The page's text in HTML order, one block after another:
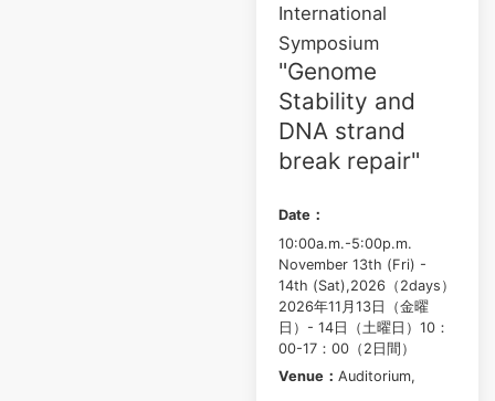
International
Symposium
"Genome
Stability and
DNA strand
break repair"
Date：
10:00a.m.-5:00p.m.
November 13th (Fri) -
14th (Sat),2026（2days）
2026年11月13日（金曜
日）- 14日（土曜日）10：
00-17：00（2日間）
Venue： Auditorium,